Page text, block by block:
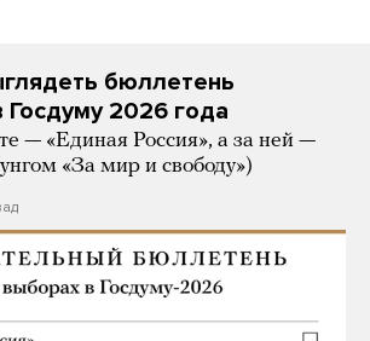
бюллетень
Госдуму 2026 года
— «Единая Россия», а за ней —
«За мир и свободу»)